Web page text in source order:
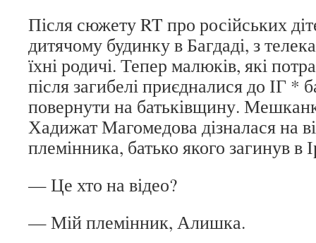
Після сюжету RT про російських
дитячому будинку в Багдаді, з
їхні родичі. Тепер малюків, які
після загибелі приєдналися до ІГ *
повернути на батьківщину.
Хадижат Магомедова дізналася на
племінника, батько якого загинув в
— Це хто на відео?
— Мій племінник, Алишка.